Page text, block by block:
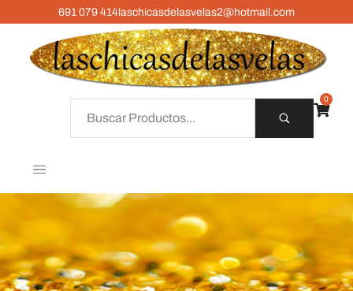
691 079 414laschicasdelasvelas2@hotmail.com
0